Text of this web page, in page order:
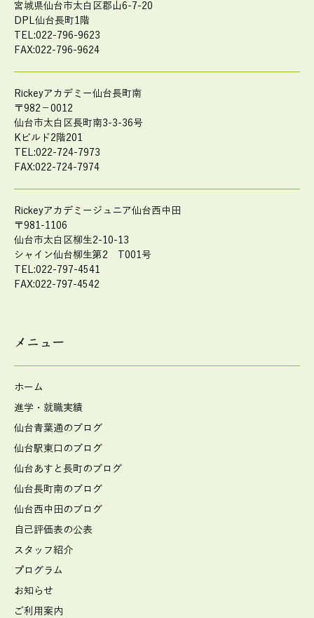
宮城県仙台市太白区郡山6-7-20
DPL仙台長町1階
TEL:022-796-9623
FAX:022-796-9624
Rickeyアカデミー仙台長町南
〒982－0012
仙台市太白区長町南3-3-36号
Kビルド2階201
TEL:022-724-7973
FAX:022-724-7974
Rickeyアカデミージュニア仙台西中田
〒981-1106
仙台市太白区柳生2-10-13
シャイン仙台柳生第2 T001号
TEL:022-797-4541
FAX:022-797-4542
メニュー
ホーム
進学・就職実績
仙台青葉通のブログ
仙台駅東口のブログ
仙台あすと長町のブログ
仙台長町南のブログ
仙台西中田のブログ
自己評価表の公表
スタッフ紹介
プログラム
お知らせ
ご利用案内